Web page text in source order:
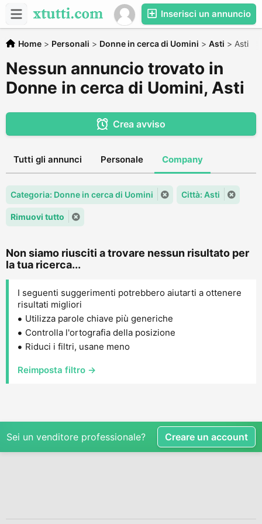
Inserisci un annuncio
Home > Personali > Donne in cerca di Uomini > Asti > Asti
Nessun annuncio trovato in
Donne in cerca di Uomini, Asti
Crea avviso
Tutti gli annunci Personale Company
Categoria: Donne in cerca di Uomini Città: Asti
Rimuovi tutto
Non siamo riusciti a trovare nessun risultato per
la tua ricerca...
I seguenti suggerimenti potrebbero aiutarti a ottenere
risultati migliori
Utilizza parole chiave più generiche
Controlla l'ortografia della posizione
Riduci i filtri, usane meno
Reimposta filtro →
Sei un venditore professionale? Creare un account